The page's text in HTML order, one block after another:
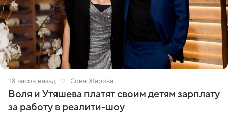
16 часов назад Соня Жарова
Воля и Утяшева платят своим детям зарплату
за работу в реалити-шоу